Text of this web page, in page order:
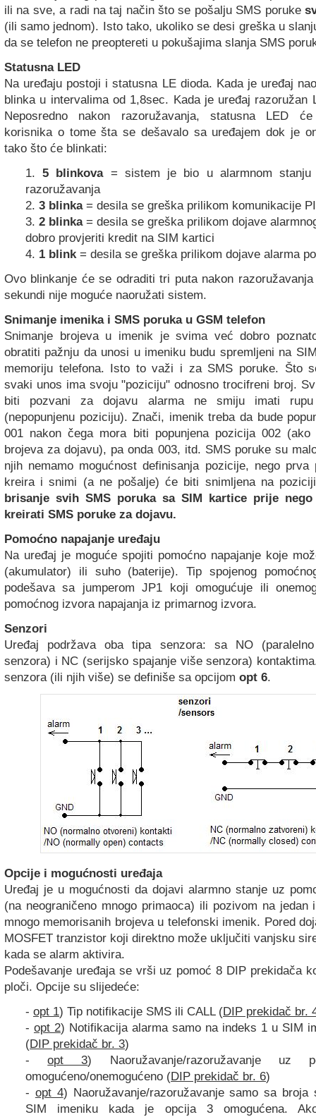
ili na sve, a radi na taj način što se pošalju SMS poruke
(ili samo jednom). Isto tako, ukoliko se desi greška u
da se telefon ne preoptereti u pokušajima slanja SMS
Statusna LED
Na uređaju postoji i statusna LE dioda. Kada je uređaj
blinka u intervalima od 1,8sec. Kada je uređaj razoružan
Neposredno nakon razoružavanja, statusna LED
korisnika o tome šta se dešavalo sa uređajem dok je
tako što će blinkati:
1.5 blinkova= sistem je bio u alarmnom stanju
razoružavanja
2. 3 blinka= desila se greška prilikom komunikacije
3.2 blinka= desila se greška prilikom dojave
dobro provjeriti kredit na SIM kartici
4. 1 blink= desila se greška prilikom dojave alarma
Ovo blinkanje će se odraditi tri puta nakon
sekundi nije moguće naoružati sistem.
Snimanje imenika i SMS poruka u GSM telefon
Snimanje brojeva u imenik je svima već dobro
obratiti pažnju da unosi u imeniku budu spremljeni na
memoriju telefona. Isto to važi i za SMS poruke. Što
svaki unos ima svoju "poziciju" odnosno trocifreni broj.
biti pozvani za dojavu alarma ne smiju imati
(nepopunjenu poziciju). Znači, imenik treba da bude
001 nakon čega mora biti popunjena pozicija 002
brojeva za dojavu), pa onda 003, itd. SMS poruke su
njih nemamo mogućnost definisanja pozicije, nego
kreira i snimi (a ne pošalje) će biti snimljena na
brisanje svih SMS poruka sa SIM kartice prije
kreirati SMS poruke za dojavu.
Pomoćno napajanje uređaju
Na uređaj je moguće spojiti pomoćno napajanje koje
(akumulator) ili suho (baterije). Tip spojenog
podešava sa jumperom JP1 koji omogućuje ili
pomoćnog izvora napajanja iz primarnog izvora.
Senzori
Uređaj podržava oba tipa senzora: sa NO
senzora) i NC (serijsko spajanje više senzora)
senzora (ili njih više) se definiše sa opcijom opt 6.
Opcije i mogućnosti uređaja
Uređaj je u mogućnosti da dojavi alarmno stanje uz
(na neograničeno mnogo primaoca) ili pozivom na jedan
mnogo memorisanih brojeva u telefonski imenik. Pored
MOSFET tranzistor koji direktno može uključiti vanjsku
kada se alarm aktivira.
Podešavanje uređaja se vrši uz pomoć 8 DIP prekidača
ploči. Opcije su slijedeće:
- opt 1) Tip notifikacije SMS ili CALL (DIP prekidač br.
- opt 2) Notifikacija alarma samo na indeks 1 u SIM
(DIP prekidač br. 3)
-opt 3) Naoružavanje/razoružavanje uz
omogućeno/onemogućeno (DIP prekidač br. 6)
- opt 4) Naoružavanje/razoružavanje samo sa
SIM imeniku kada je opcija 3 omogućena.